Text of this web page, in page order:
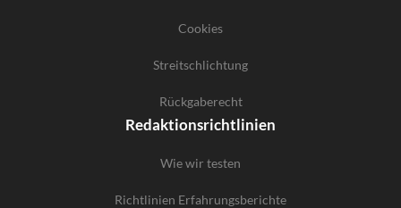
Cookies
Streitschlichtung
Rückgaberecht
Redaktionsrichtlinien
Wie wir testen
Richtlinien Erfahrungsberichte